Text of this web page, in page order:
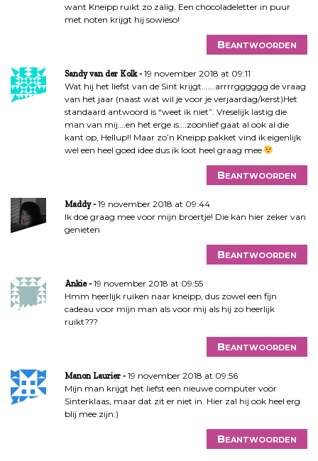
want Kneipp ruikt zo zalig. Een chocoladeletter in puur
met noten krijgt hij sowieso!
Beantwoorden
Sandy van der Kolk
19 november 2018 at 09:11
Wat hij het liefst van de Sint krijgt…….arrrrgggggg de vraag
van het jaar (naast wat wil je voor je verjaardag/kerst)Het
standaard antwoord is “weet ik niet”. Vreselijk lastig die
man van mij….en het erge is….zoonlief gaat al ook al die
kant op, Hellup!! Maar zo’n Kneipp pakket vind ik eigenlijk
wel een heel goed idee dus ik loot heel graag mee
Beantwoorden
Maddy
19 november 2018 at 09:44
Ik doe graag mee voor mijn broertje! Die kan hier zeker van
genieten
Beantwoorden
Ankie
19 november 2018 at 09:55
Hmm heerlijk ruiken naar kneipp, dus zowel een fijn
cadeau voor mijn man als voor mij als hij zo heerlijk
ruikt???
Beantwoorden
Manon Laurier
19 november 2018 at 09:56
Mijn man krijgt het liefst een nieuwe computer voor
Sinterklaas, maar dat zit er niet in. Hier zal hij ook heel erg
blij mee zijn:)
Beantwoorden